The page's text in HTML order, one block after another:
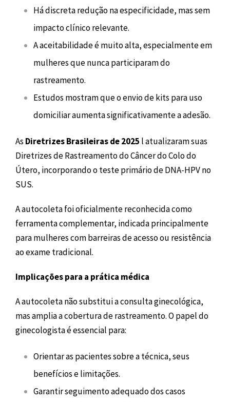
Há discreta redução na especificidade, mas sem
impacto clínico relevante.
A aceitabilidade é muito alta, especialmente em
mulheres que nunca participaram do
rastreamento.
Estudos mostram que o envio de kits para uso
domiciliar aumenta significativamente a adesão.
As Diretrizes Brasileiras de 2025 l atualizaram suas
Diretrizes de Rastreamento do Câncer do Colo do
Útero, incorporando o teste primário de DNA-HPV no
SUS.
A autocoleta foi oficialmente reconhecida como
ferramenta complementar, indicada principalmente
para mulheres com barreiras de acesso ou resistência
ao exame tradicional.
Implicações para a prática médica
A autocoleta não substitui a consulta ginecológica,
mas amplia a cobertura de rastreamento. O papel do
ginecologista é essencial para:
Orientar as pacientes sobre a técnica, seus
benefícios e limitações.
Garantir seguimento adequado dos casos